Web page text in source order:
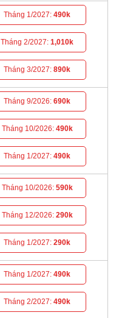
Tháng 1/2027:490k
Tháng 2/2027:1,010k
Tháng 3/2027:890k
Tháng 9/2026:690k
Tháng 10/2026: 490k
Tháng 1/2027:490k
Tháng 10/2026: 590k
Tháng 12/2026: 290k
Tháng 1/2027:290k
Tháng 1/2027:490k
Tháng 2/2027:490k